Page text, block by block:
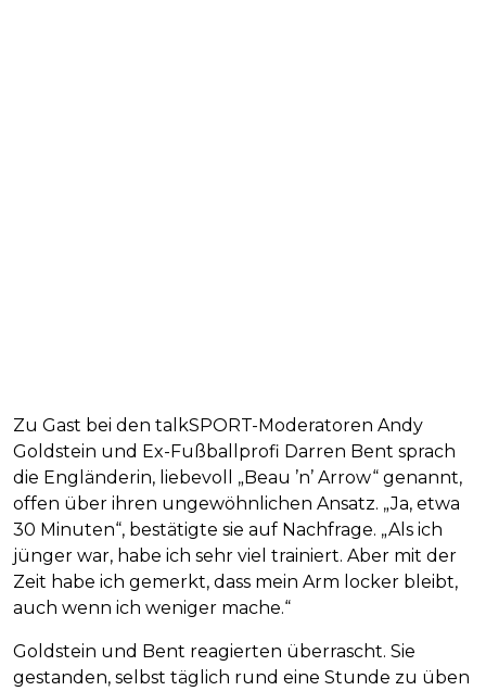
Zu Gast bei den talkSPORT-Moderatoren Andy
Goldstein und Ex-Fußballprofi Darren Bent sprach
die Engländerin, liebevoll „Beau ’n’ Arrow“ genannt,
offen über ihren ungewöhnlichen Ansatz. „Ja, etwa
30 Minuten“, bestätigte sie auf Nachfrage. „Als ich
jünger war, habe ich sehr viel trainiert. Aber mit der
Zeit habe ich gemerkt, dass mein Arm locker bleibt,
auch wenn ich weniger mache.“
Goldstein und Bent reagierten überrascht. Sie
gestanden, selbst täglich rund eine Stunde zu üben